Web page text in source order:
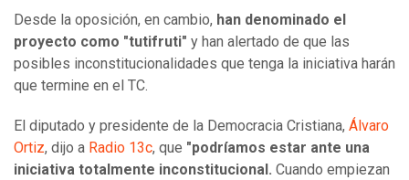
Desde la oposición, en cambio, han denominado el
proyecto como "tutifruti" y han alertado de que las
posibles inconstitucionalidades que tenga la iniciativa harán
que termine en el TC.
El diputado y presidente de la Democracia Cristiana, Álvaro
Ortiz, dijo a Radio 13c, que "podríamos estar ante una
iniciativa totalmente inconstitucional. Cuando empiezan